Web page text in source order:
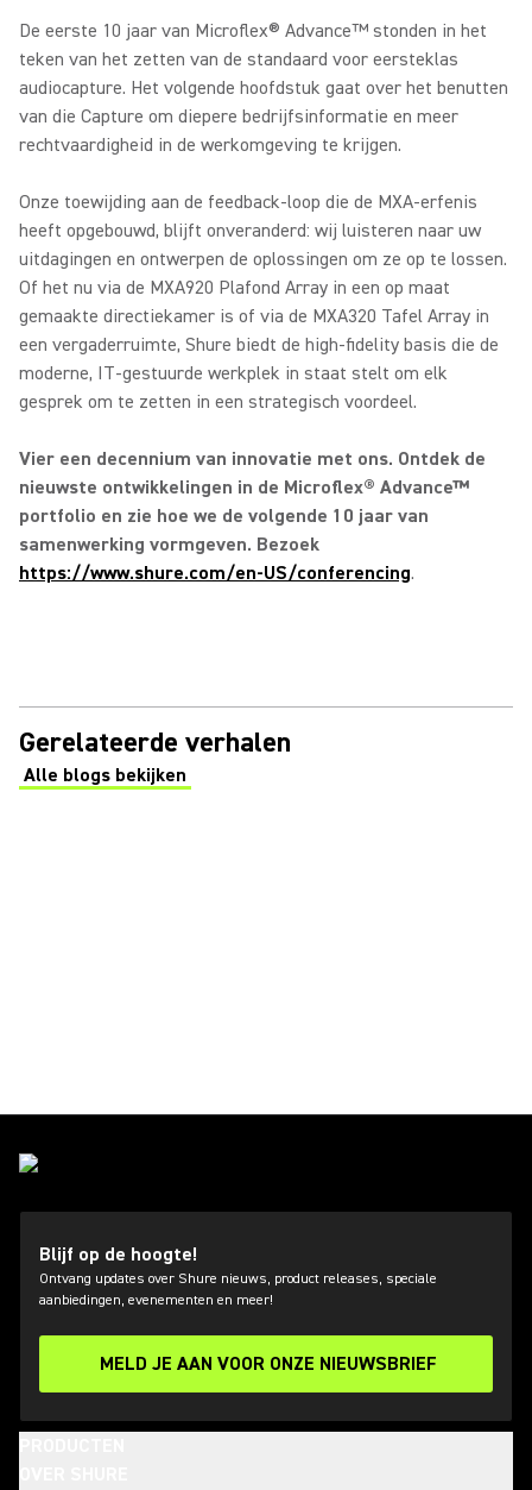
De eerste 10 jaar van Microflex® Advance™ stonden in het
teken van het zetten van de standaard voor eersteklas
audiocapture. Het volgende hoofdstuk gaat over het benutten
van die Capture om diepere bedrijfsinformatie en meer
rechtvaardigheid in de werkomgeving te krijgen.
Onze toewijding aan de feedback-loop die de MXA-erfenis
heeft opgebouwd, blijft onveranderd: wij luisteren naar uw
uitdagingen en ontwerpen de oplossingen om ze op te lossen.
Of het nu via de MXA920 Plafond Array in een op maat
gemaakte directiekamer is of via de MXA320 Tafel Array in
een vergaderruimte, Shure biedt de high-fidelity basis die de
moderne, IT-gestuurde werkplek in staat stelt om elk
gesprek om te zetten in een strategisch voordeel.
Vier een decennium van innovatie met ons. Ontdek de
nieuwste ontwikkelingen in de Microflex® Advance™
portfolio en zie hoe we de volgende 10 jaar van
samenwerking vormgeven. Bezoek
https://www.shure.com/en-US/conferencing.
Gerelateerde verhalen
Alle blogs bekijken
(Opens in a new tab)
Blijf op de hoogte!
Ontvang updates over Shure nieuws, product releases, speciale
aanbiedingen, evenementen en meer!
MELD JE AAN VOOR ONZE NIEUWSBRIEF